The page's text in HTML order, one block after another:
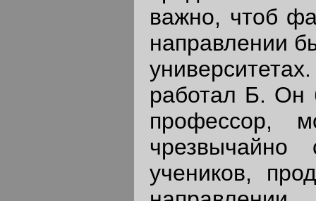
важно, чтоб
направлении
работал Б. Он
профессор,
учеников,